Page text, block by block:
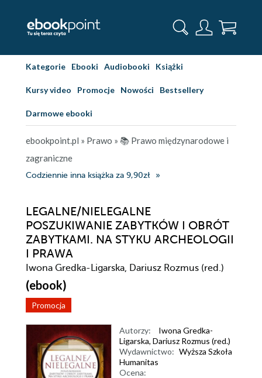
Kategorie Ebooki Audiobooki Książki
Kursy video Promocje Nowości Bestsellery
Darmowe ebooki
ebookpoint.pl » Prawo » 📚 Prawo międzynarodowe i
zagraniczne
Codziennie inna książka za 9,90zł
LEGALNE/NIELEGALNE
POSZUKIWANIE ZABYTKÓW I OBRÓT
ZABYTKAMI. NA STYKU ARCHEOLOGII
I PRAWA
Iwona Gredka-Ligarska, Dariusz Rozmus (red.)
(ebook)
Promocja
Autorzy:
Iwona Gredka-
Ligarska, Dariusz Rozmus (red.)
Wydawnictwo: Wyższa Szkoła
Humanitas
Ocena: